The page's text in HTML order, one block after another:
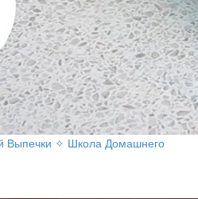
Выпечки ✧ Школа Домашнего